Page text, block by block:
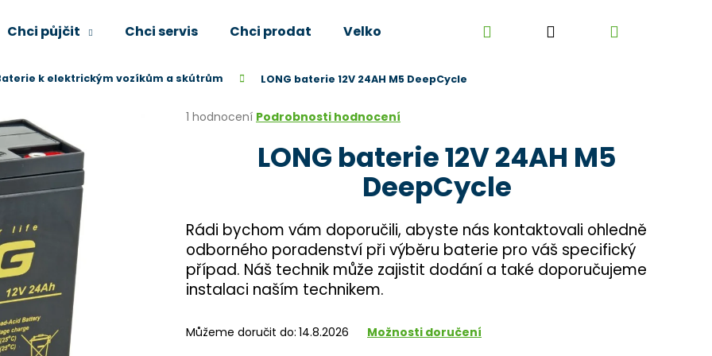
Chci půjčit Chci servis Chci prodat Velkoobchod Kontakt Kariéra
Přihlášení
k elektrickým vozíkům a skútrům LONG baterie 12V 24AH M5 DeepCycle
Průměrné
hvězdiček.
1 hodnocení Podrobnosti hodnocení
LONG baterie 12V 24AH M5
DeepCycle
Rádi bychom vám doporučili, abyste nás kontaktovali ohledně
odborného poradenství při výběru baterie pro váš specifický
případ. Náš technik může zajistit dodání a také doporučujeme
instalaci naším technikem.
Můžeme doručit do: 14.8.2026 Možnosti doručení
Co potřebujete najít?
HLEDAT
Doporučujeme